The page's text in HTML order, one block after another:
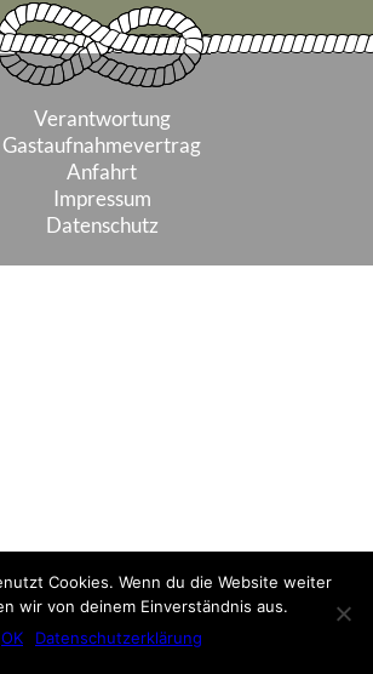
Verantwortung
Gastaufnahmevertrag
Anfahrt
Impressum
Datenschutz
Cookies. Wenn du die Website weiter
wir von deinem Einverständnis aus.
OK
Datenschutzerklärung